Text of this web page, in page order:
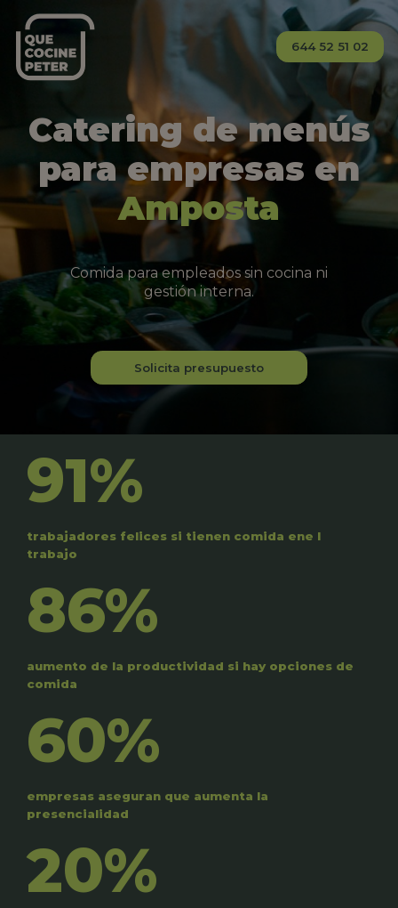
644 52 51 02
Catering de menús
para empresas en
Amposta
Comida para empleados sin cocina ni
gestión interna.
Solicita presupuesto
91%
trabajadores felices si tienen comida ene l
trabajo
86%
aumento de la productividad si hay opciones de
comida
60%
empresas aseguran que aumenta la
presencialidad
20%